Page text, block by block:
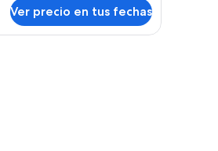
Ver precio en tus fechas